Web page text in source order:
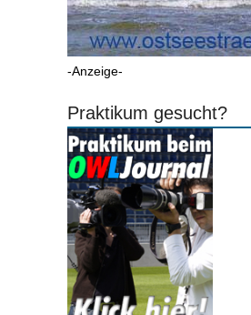
-Anzeige-
Praktikum gesucht?